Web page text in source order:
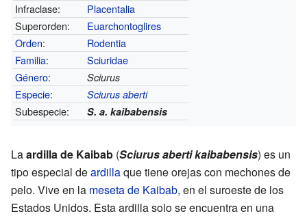
Infraclase:
Placentalia
Superorden:
Euarchontoglires
Orden:
Rodentia
Familia:
Sciuridae
Género: Sciurus
Especie: Sciurus aberti
Subespecie: S. a. kaibabensis
Laardilla de Kaibab (Sciurus aberti kaibabensis) es un
tipo especial deardillaque tiene orejas con mechones de
pelo. Vive en la meseta de Kaibab, en el suroeste de los
Estados Unidos. Esta ardilla solo se encuentra en una